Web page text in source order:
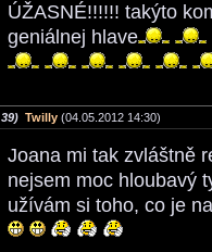
ÚŽASNÉ!!!!!! takýto
geniálnej hlave
39) Twilly (04.05.2012 14:30)
Joana mi tak zvláštně
nejsem moc hloubavý
užívám si toho, co je